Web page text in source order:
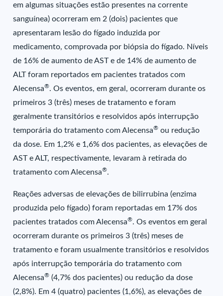
em algumas situações estão presentes na corrente
sanguínea) ocorreram em 2 (dois) pacientes que
apresentaram lesão do fígado induzida por
medicamento, comprovada por biópsia do fígado. Níveis
de 16% de aumento de AST e de 14% de aumento de
ALT foram reportados em pacientes tratados com
Alecensa®. Os eventos, em geral, ocorreram durante os
primeiros 3 (três) meses de tratamento e foram
geralmente transitórios e resolvidos após interrupção
temporária do tratamento com Alecensa® ou redução
da dose. Em 1,2% e 1,6% dos pacientes, as elevações de
AST e ALT, respectivamente, levaram à retirada do
tratamento com Alecensa®.
Reações adversas de elevações de bilirrubina (enzima
produzida pelo fígado) foram reportadas em 17% dos
pacientes tratados com Alecensa®. Os eventos em geral
ocorreram durante os primeiros 3 (três) meses de
tratamento e foram usualmente transitórios e resolvidos
após interrupção temporária do tratamento com
Alecensa® (4,7% dos pacientes) ou redução da dose
(2,8%). Em 4 (quatro) pacientes (1,6%), as elevações de